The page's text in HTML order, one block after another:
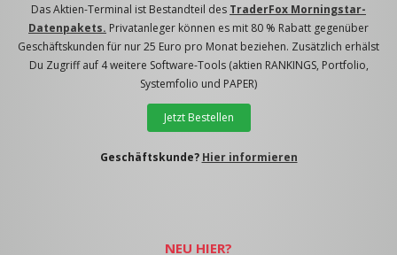
Das Aktien-Terminal ist Bestandteil des TraderFox Morningstar-
Datenpakets. Privatanleger können es mit 80 % Rabatt gegenüber
Geschäftskunden für nur 25 Euro pro Monat beziehen. Zusätzlich erhälst
Du Zugriff auf 4 weitere Software-Tools (aktien RANKINGS, Portfolio,
Systemfolio und PAPER)
Jetzt Bestellen
Geschäftskunde? Hier informieren
NEU HIER?